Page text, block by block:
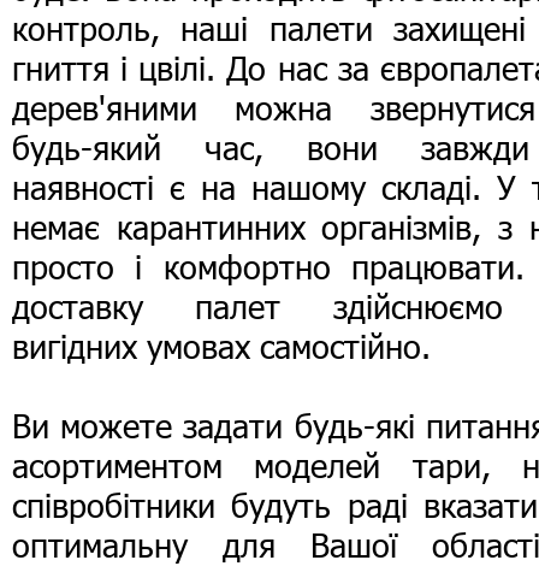
контроль, наші палети захищені
гниття і цвілі. До нас за
дерев'яними можна
будь-який час, вони
наявності є на нашому складі. У
немає карантинних організмів, з
просто і комфортно
доставку палет
вигідних умовах самостійно.
Ви можете задати будь-які
асортиментом моделей тари,
співробітники будуть раді
оптимальну для Вашої